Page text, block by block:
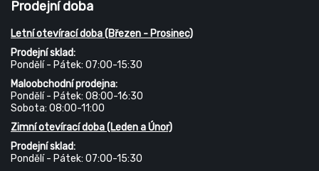
Prodejní doba
Letní otevírací doba (Březen - Prosinec)
Prodejní sklad:
Pondělí - Pátek: 07:00-15:30
Maloobchodní prodejna:
Pondělí - Pátek: 08:00-16:30
Sobota: 08:00-11:00
Zimní otevírací doba (Leden a Únor)
Prodejní sklad:
Pondělí - Pátek: 07:00-15:30